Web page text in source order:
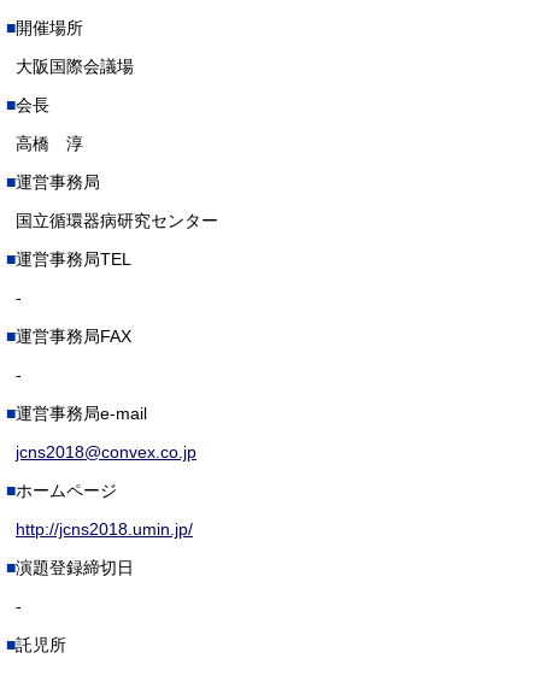
開催場所
大阪国際会議場
会長
高橋 淳
運営事務局
国立循環器病研究センター
運営事務局TEL
-
運営事務局FAX
-
運営事務局e-mail
jcns2018@convex.co.jp
ホームページ
http://jcns2018.umin.jp/
演題登録締切日
-
託児所